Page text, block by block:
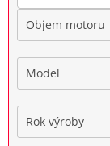
Objem motoru
Model
Rok výroby